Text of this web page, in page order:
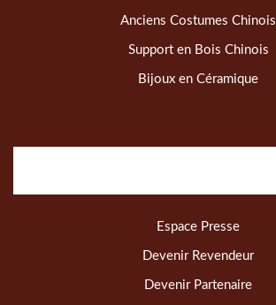
Anciens Costumes Chinois
Support en Bois Chinois
Bijoux en Céramique
Espace Presse
Devenir Revendeur
Devenir Partenaire